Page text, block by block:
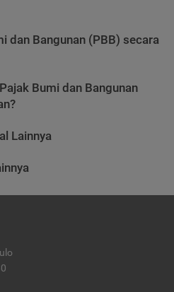
dan Bangunan (PBB) secara
Bumi dan Bangunan
Lainnya